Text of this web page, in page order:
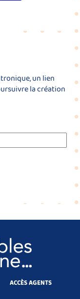
un lien
la création
ACCÈS AGENTS